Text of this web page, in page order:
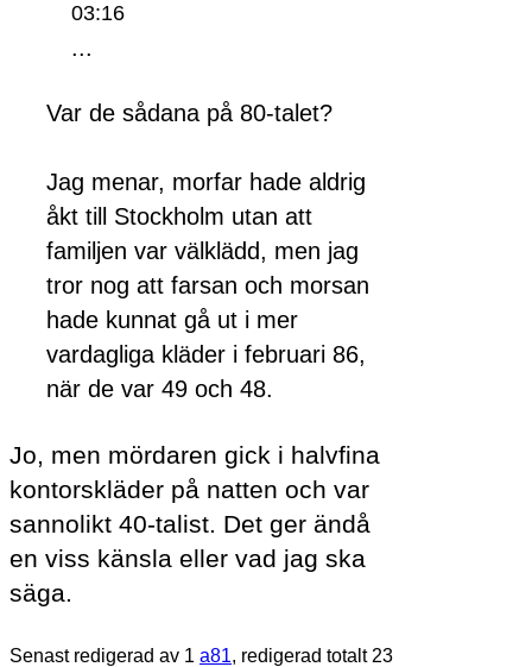
03:16
...
Var de sådana på 80-talet?
Jag menar, morfar hade aldrig
åkt till Stockholm utan att
familjen var välklädd, men jag
tror nog att farsan och morsan
hade kunnat gå ut i mer
vardagliga kläder i februari 86,
när de var 49 och 48.
Jo, men mördaren gick i halvfina
kontorskläder på natten och var
sannolikt 40-talist. Det ger ändå
en viss känsla eller vad jag ska
säga.
Senast redigerad av 1 a81, redigerad totalt 23